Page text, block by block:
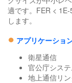
適です。FER <
します。
● アプリケーショ
衛星通信
官公庁システ
地上通信リン